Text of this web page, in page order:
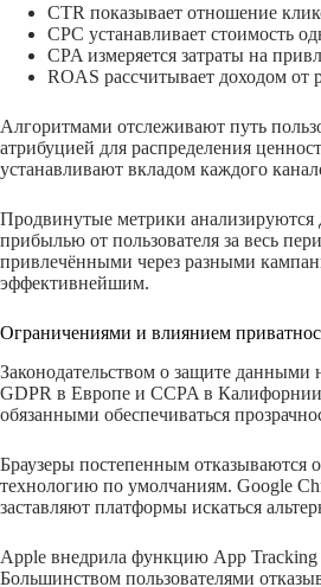
CTR показывает отношение
CPC устанавливает стоимость
CPA измеряется затраты на
ROAS рассчитывает доходом
Алгоритмами отслеживают путь
атрибуцией для распределения
устанавливают вкладом каждого
Продвинутые метрики анализируются
прибылью от пользователя за весь
привлечёнными через разными
эффективнейшим.
Ограничениями и влиянием
Законодательством о защите данными
GDPR в Европе и CCPA в
обязанными обеспечиваться
Браузеры постепенным отказываются
технологию по умолчаниям. Google
заставляют платформы искаться
Apple внедрила функцию App Tracking
Большинством пользователями